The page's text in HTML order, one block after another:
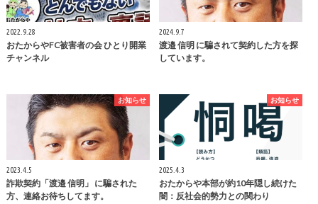
2022.9.28
おたからやFC被害者の会 ひとり開業
チャンネル
2024.9.7
渡邉 信明 に騙されて契約した方を探
しています。
お知らせ
2023.4.5
詐欺契約「渡邉 信明」 に騙された
方、連絡お待ちしてます。
お知らせ
2025.4.3
おたからや本部が約10年隠し続けた
闇：反社会的勢力との関わり